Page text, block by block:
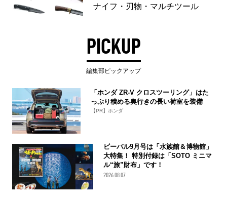
ナイフ・刃物・マルチツール
PICKUP
編集部ピックアップ
「ホンダ ZR-V クロスツーリング」はた
っぷり積める奥行きの長い荷室を装備
【PR】ホンダ
ビーパル9月号は「水族館＆博物館」
大特集！ 特別付録は「SOTO ミニマ
ル“旅”財布」です！
2026.08.07